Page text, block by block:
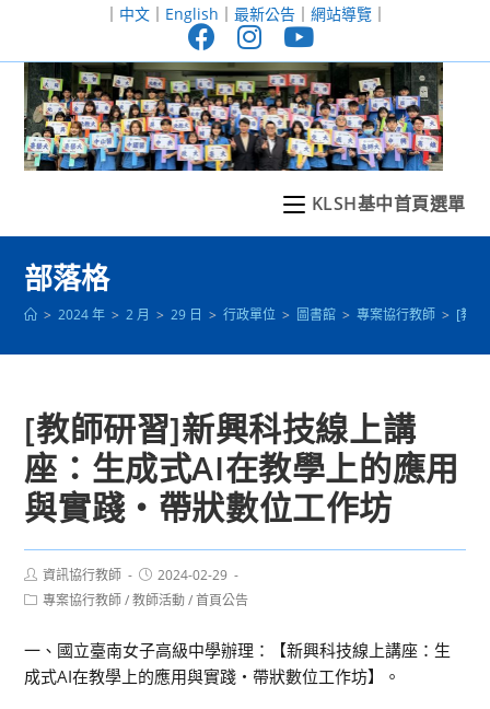
至
｜ 中文｜ English ｜ 最新公告｜ 網站導覽｜
KLSH基中首頁選單
部落格
> 2024 年 > 2 月 > 29 日 > 行政單位 > 圖書館 > 專案協行教師 > [教
[教師研習]新興科技線上講
座：生成式AI在教學上的應用
與實踐・帶狀數位工作坊
Post
author:
資訊協行教師
Post
published:
2024-02-29
Post專案協行教師 / 教師活動 / 首頁公告
一、國立臺南女子高級中學辦理：【新興科技線上講座：生
成式AI在教學上的應用與實踐・帶狀數位工作坊】。